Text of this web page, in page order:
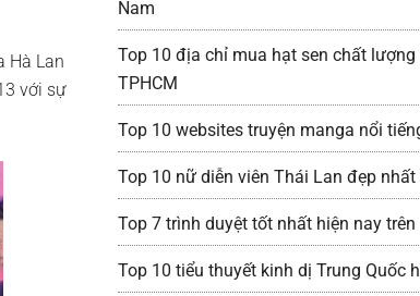
Hà Lan
với sự
Nam
Top 10 địa chỉ mua hạt sen chất
TPHCM
Top 10 websites truyện manga nổi
Top 10 nữ diễn viên Thái Lan đẹp nhất
Top 7 trình duyệt tốt nhất hiện nay trên
Top 10 tiểu thuyết kinh dị Trung Quốc